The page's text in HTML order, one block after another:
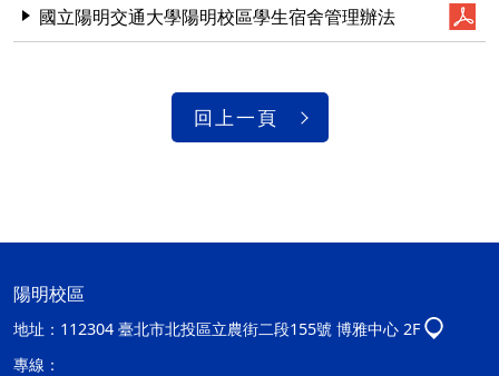
國立陽明交通大學陽明校區學生宿舍管理辦法
回上一頁
陽明校區
地址： 112304 臺北市北投區立農街二段155號 博雅中心 2F
專線：